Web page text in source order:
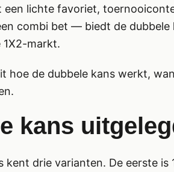
een lichte favoriet,
combi bet — biedt de
1X2-markt.
hoe de dubbele kans werkt,
kans
kent drie varianten. De eerste